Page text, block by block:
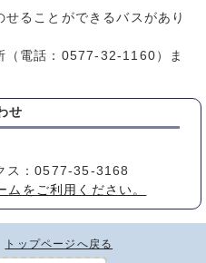
ることができるバスがあり
（電話：0577-32-1160）ま
せ
：0577-35-3168
ムをご利用ください。
トップページへ戻る